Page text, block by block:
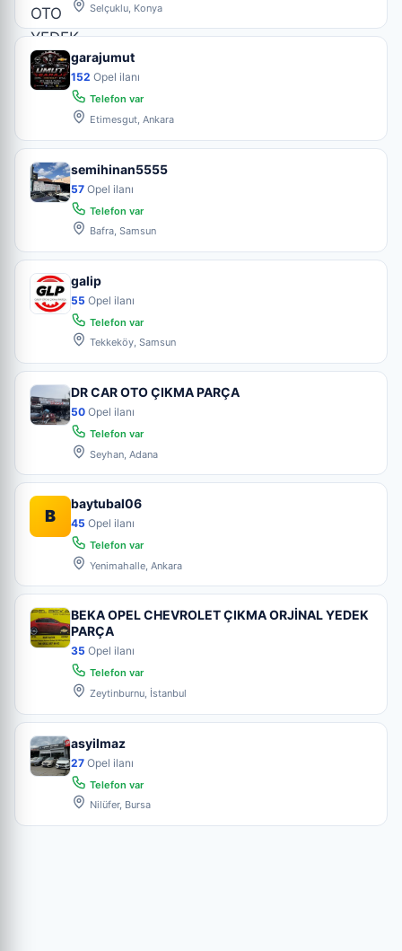
Selçuklu, Konya
garajumut
152 Opel ilanı
Telefon var
Etimesgut, Ankara
semihinan5555
57 Opel ilanı
Telefon var
Bafra, Samsun
galip
55 Opel ilanı
Telefon var
Tekkeköy, Samsun
DR CAR OTO ÇIKMA PARÇA
50 Opel ilanı
Telefon var
Seyhan, Adana
B
baytubal06
45 Opel ilanı
Telefon var
Yenimahalle, Ankara
BEKA OPEL CHEVROLET ÇIKMA ORJİNAL YEDEK
PARÇA
35 Opel ilanı
Telefon var
Zeytinburnu, İstanbul
asyilmaz
27 Opel ilanı
Telefon var
Nilüfer, Bursa